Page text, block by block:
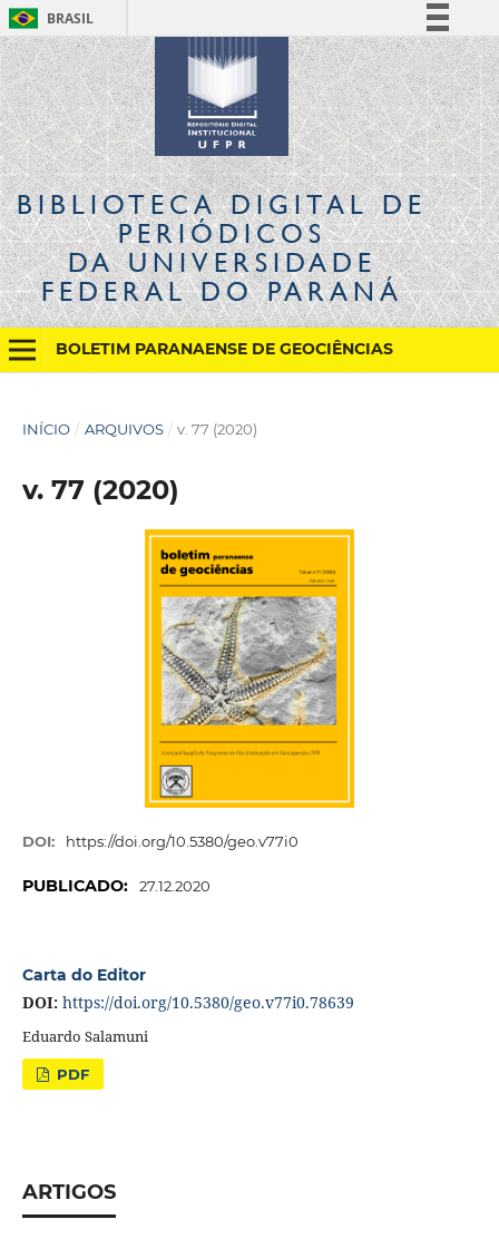
BRASIL
Simplifique!
Comunica BR
Participe
Acesso à informação
Legislação
Canais
BIBLIOTECA DIGITALDE
PERIÓDICOS
DA UNIVERSIDADE
FEDERAL DO PARANÁ
BOLETIM PARANAENSE DE GEOCIÊNCIAS
INÍCIO / ARQUIVOS / v. 77 (2020)
v. 77 (2020)
DOI: https://doi.org/10.5380/geo.v77i0
PUBLICADO: 27.12.2020
Carta do Editor
DOI: https://doi.org/10.5380/geo.v77i0.78639
Eduardo Salamuni
PDF
ARTIGOS